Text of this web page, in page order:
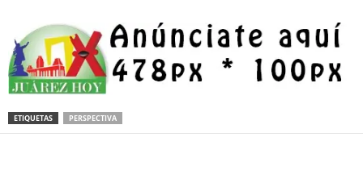
ETIQUETAS PERSPECTIVA